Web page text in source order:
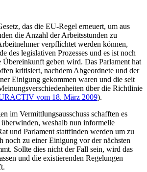
das die EU-Regel erneuert, um aus
die Anzahl der Arbeitsstunden zu
verpflichtet werden können,
des legislativen Prozesses und es ist noch
Übereinkunft geben wird. Das Parlament hat
kritisiert, nachdem Abgeordnete und der
Einigung gekommen waren und die seit
über die Richtlinie
vom 18. März 2009).
im Vermittlungsausschuss schafften es
weshalb nun informelle
und Parlament stattfinden werden um zu
noch zu einer Einigung vor der nächsten
Sollte dies nicht der Fall sein, wird das
und die existierenden Regelungen